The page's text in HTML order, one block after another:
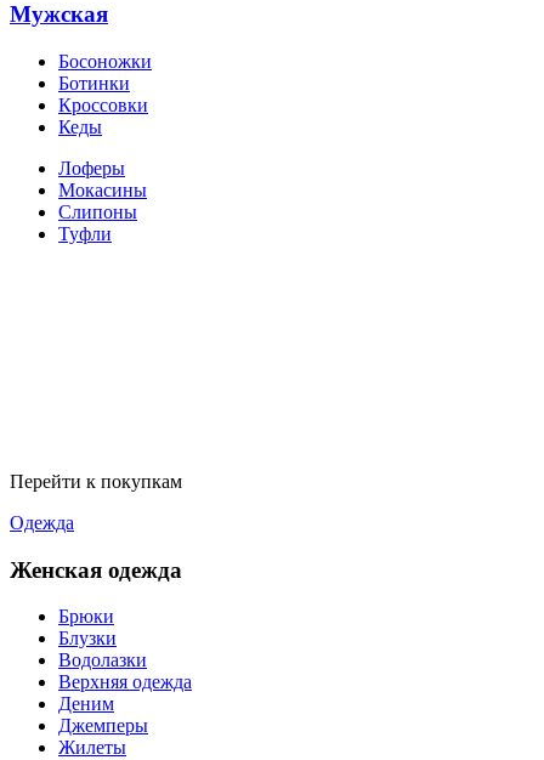
Мужская
Босоножки
Ботинки
Кроссовки
Кеды
Лоферы
Мокасины
Слипоны
Туфли
Перейти к покупкам
Одежда
Женская одежда
Брюки
Блузки
Водолазки
Верхняя одежда
Деним
Джемперы
Жилеты